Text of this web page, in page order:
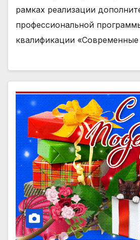
рамках реализации
профессиональной
квалификации